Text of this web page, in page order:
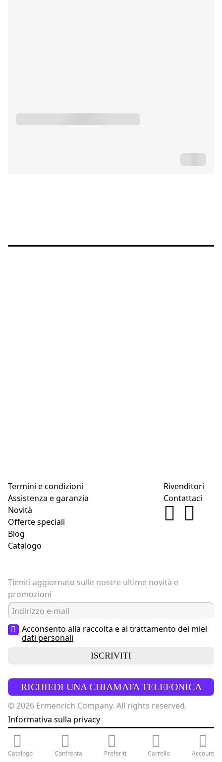
Catalogo Confronta Preferiti Carrello Account
Termini e condizioni
Assistenza e garanzia
Novità
Offerte speciali
Blog
Catalogo
Rivenditori
Contattaci
Tieniti aggiornato sulle nostre ultime novità e
promozioni
Acconsento alla raccolta e al trattamento dei miei
dati personali
ISCRIVITI
RICHIEDI UNA CHIAMATA TELEFONICA
© 2026 Ermenrich Company. All rights reserved.
Informativa sulla privacy